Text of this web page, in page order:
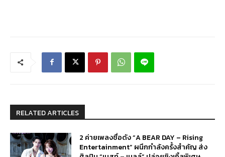
RELATED ARTICLES
2 ค่ายเพลงชื่อดัง “A BEAR DAY – Rising
Entertainment” ผนึกกำลังครั้งสำคัญ ส่ง